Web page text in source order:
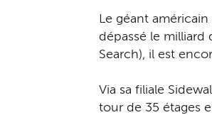
Le géant
dépassé le milliard
Search), il est
Via sa filiale
tour de 35 étages